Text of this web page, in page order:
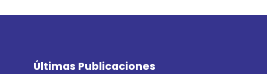
Últimas Publicaciones